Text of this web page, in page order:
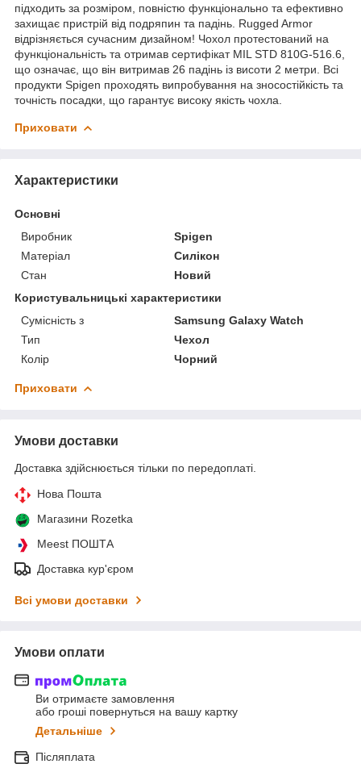
підходить за розміром, повністю функціонально та ефективно
захищає пристрій від подряпин та падінь. Rugged Armor
відрізняється сучасним дизайном! Чохол протестований на
функціональність та отримав сертифікат MIL STD 810G-516.6,
що означає, що він витримав 26 падінь із висоти 2 метри. Всі
продукти Spigen проходять випробування на зносостійкість та
точність посадки, що гарантує високу якість чохла.
Приховати
Характеристики
Основні
Виробник
Spigen
Матеріал
Силікон
Стан
Новий
Користувальницькі характеристики
Сумісність з
Samsung Galaxy Watch
Тип
Чехол
Колір
Чорний
Приховати
Умови доставки
Доставка здійснюється тільки по передоплаті.
Нова Пошта
Магазини Rozetka
Meest ПОШТА
Доставка кур'єром
Всі умови доставки
Умови оплати
Ви отримаєте замовлення
або гроші повернуться на вашу картку
Детальніше
Післяплата